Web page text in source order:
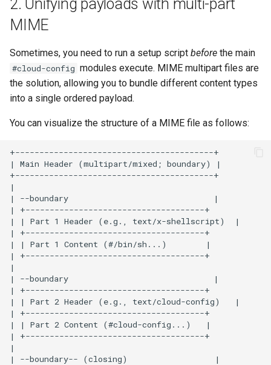
2. Unifying payloads with multi-part
MIME
Sometimes, you need to run a setup script before the main
#cloud-config modules execute. MIME multipart files are
the solution, allowing you to bundle different content types
into a single ordered payload.
You can visualize the structure of a MIME file as follows:
+-----------------------------------------+
| Main Header (multipart/mixed; boundary) |
+-----------------------------------------+
|
| --boundary                              |
| +-------------------------------------+
| | Part 1 Header (e.g., text/x-shellscript)  |
| +-------------------------------------+
| | Part 1 Content (#/bin/sh...)        |
| +-------------------------------------+
|
| --boundary                              |
| +-------------------------------------+
| | Part 2 Header (e.g., text/cloud-config)   |
| +-------------------------------------+
| | Part 2 Content (#cloud-config...)   |
| +-------------------------------------+
|
| --boundary-- (closing)                  |